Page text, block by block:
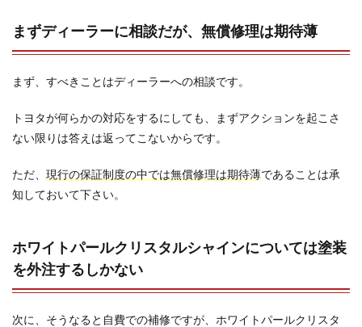
まずディーラーに相談だが、無償修理は期待薄
まず、すべきことはディーラーへの相談です。
トヨタが何らかの対応をするにしても、まずアクションを起こさ
ない限りは答えは返ってこないからです。
ただ、 現行の保証制度の中では無償修理は期待薄であることは承
知しておいて下さい。
ホワイトパールクリスタルシャインについては塗装
を外注するしかない
次に、そうなると自費での補修ですが、ホワイトパールクリスタ